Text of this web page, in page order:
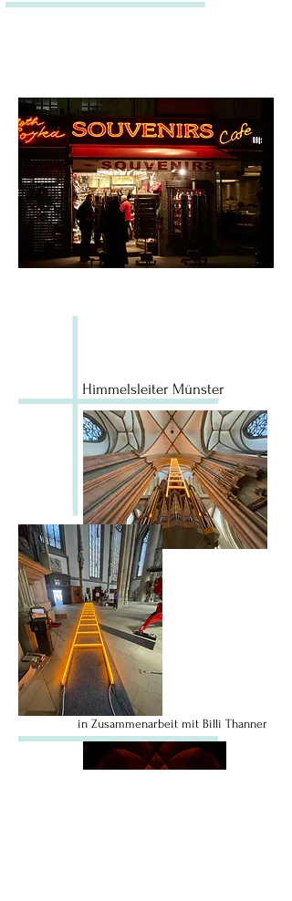
Himmelsleiter Münster
in Zusammenarbeit mit Billi Thanner